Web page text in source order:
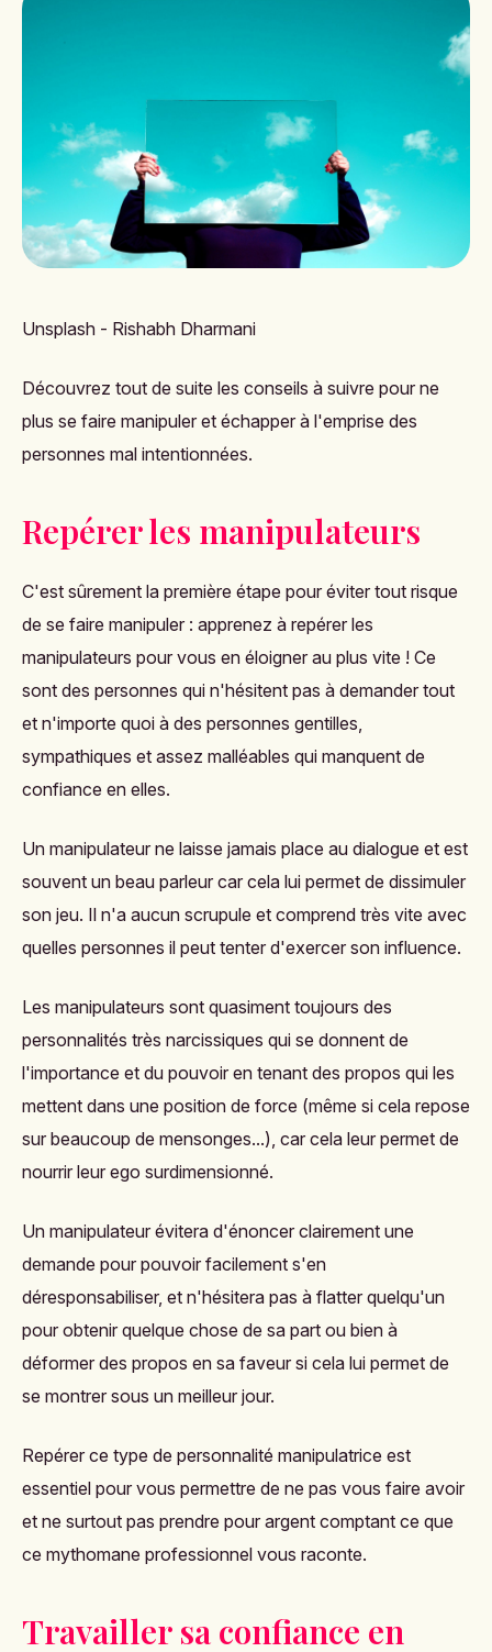
Unsplash - Rishabh Dharmani
Découvrez tout de suite les conseils à suivre pour ne
plus se faire manipuler et échapper à l'emprise des
personnes mal intentionnées.
Repérer les manipulateurs
C'est sûrement la première étape pour éviter tout risque
de se faire manipuler : apprenez à repérer les
manipulateurs pour vous en éloigner au plus vite ! Ce
sont des personnes qui n'hésitent pas à demander tout
et n'importe quoi à des personnes gentilles,
sympathiques et assez malléables qui manquent de
confiance en elles.
Un manipulateur ne laisse jamais place au dialogue et est
souvent un beau parleur car cela lui permet de dissimuler
son jeu. Il n'a aucun scrupule et comprend très vite avec
quelles personnes il peut tenter d'exercer son influence.
Les manipulateurs sont quasiment toujours des
personnalités très narcissiques qui se donnent de
l'importance et du pouvoir en tenant des propos qui les
mettent dans une position de force (même si cela repose
sur beaucoup de mensonges...), car cela leur permet de
nourrir leur ego surdimensionné.
Un manipulateur évitera d'énoncer clairement une
demande pour pouvoir facilement s'en
déresponsabiliser, et n'hésitera pas à flatter quelqu'un
pour obtenir quelque chose de sa part ou bien à
déformer des propos en sa faveur si cela lui permet de
se montrer sous un meilleur jour.
Repérer ce type de personnalité manipulatrice est
essentiel pour vous permettre de ne pas vous faire avoir
et ne surtout pas prendre pour argent comptant ce que
ce mythomane professionnel vous raconte.
Travailler sa confiance en